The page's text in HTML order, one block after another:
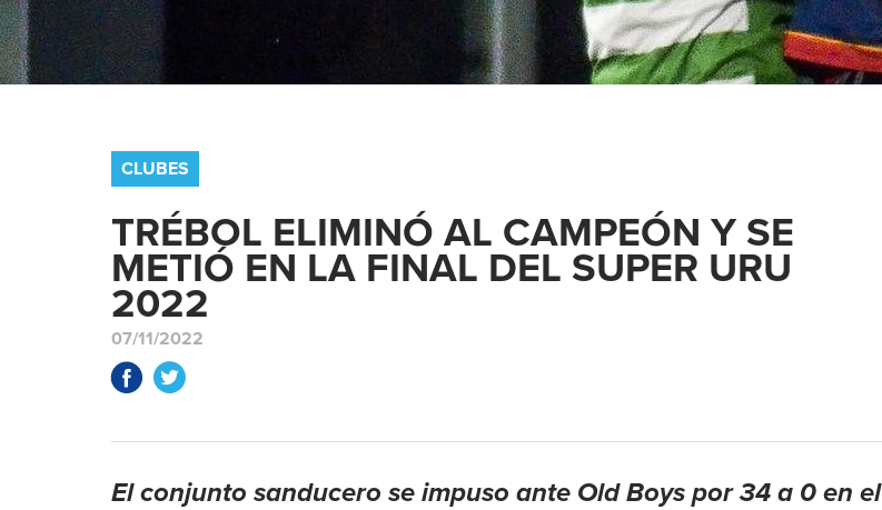
CLUBES
TRÉBOL ELIMINÓ AL CAMPEÓN Y SE
METIÓ EN LA FINAL DEL SUPER URU
2022
07/11/2022
El conjunto sanducero se impuso ante Old Boys por 34 a 0 en el